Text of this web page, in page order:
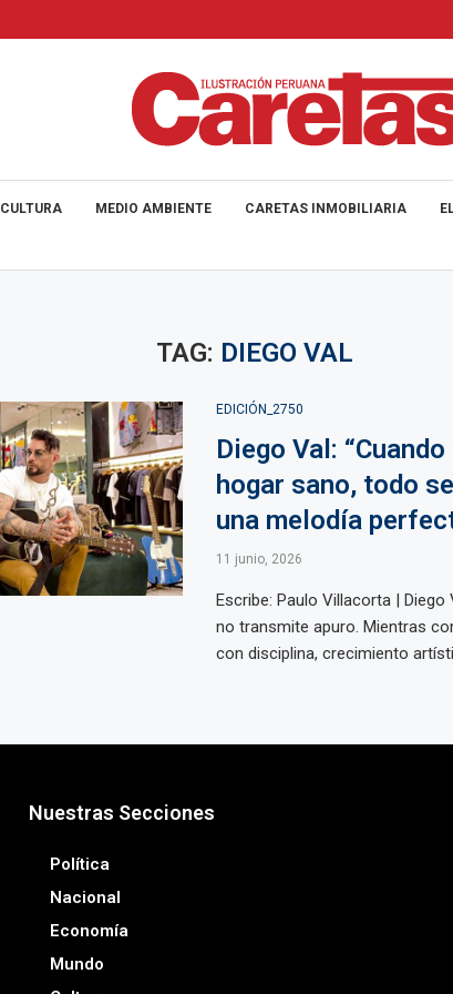
CULTURA MEDIO AMBIENTE CARETAS INMOBILIARIA
TAG: DIEGO VAL
EDICIÓN_2750
Diego Val:
hogar sano, todo
una melodía
11 junio, 2026
Escribe: Paulo Villacorta | Diego
no transmite apuro. Mientras
con disciplina, crecimiento
Nuestras Secciones
Política
Nacional
Economía
Mundo